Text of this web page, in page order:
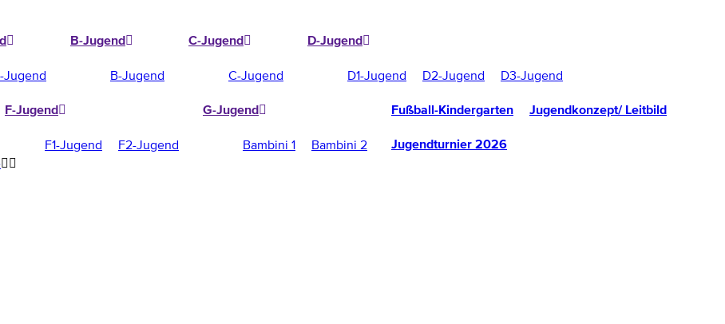
Jugend
B-Jugend
B-Jugend
C-Jugend
C-Jugend
D-Jugend
D1-Jugend D2-Jugend D3-Jugend
F-Jugend
F1-Jugend F2-Jugend
G-Jugend
Bambini 1 Bambini 2
Fußball-Kindergarten Jugendkonzept/ Leitbild
Jugendturnier 2026